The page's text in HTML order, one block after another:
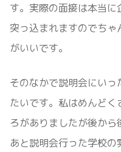
す。実際の面接は本当
突っ込まれますのでち
がいいです。
そのなかで説明会にい
たいです。私はめんど
ろがありましたが後か
あと説明会行った学校